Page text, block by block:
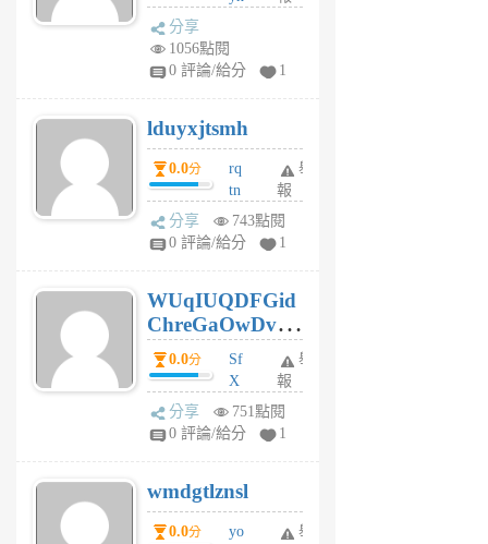
jl
月
前
分享
1056點閱
0 評論/給分
1
lduyxjtsmh
0.0分
rq
tn
jt
gl
個
月
前
舉
報
分享
743點閱
0 評論/給分
1
WUqIUQDFGid
ChreGaOwDv
dY0.0分
Sf
X
Pe
Jc
R
P
m
舉
報
分享
751點閱
0 評論/給分
1
wmdgtlznsl
0.0分
yo
舉